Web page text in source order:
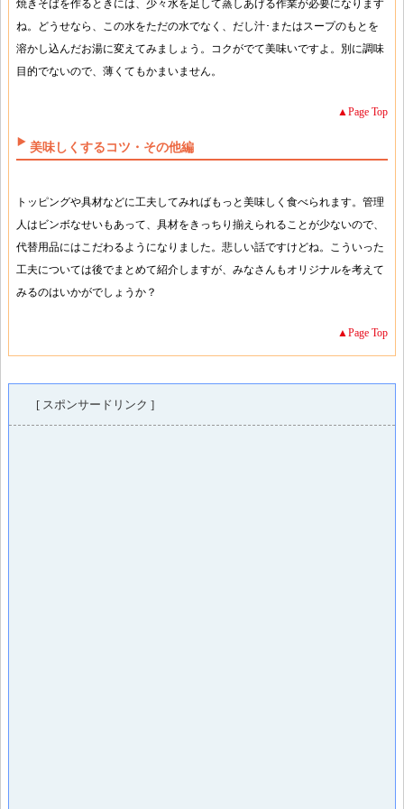
焼きそばを作るときには、少々水を足して蒸しあげる作業が必要になります
ね。どうせなら、この水をただの水でなく、だし汁･またはスープのもとを
溶かし込んだお湯に変えてみましょう。コクがでて美味いですよ。別に調味
目的でないので、薄くてもかまいません。
▲Page Top
美味しくするコツ・その他編
トッピングや具材などに工夫してみればもっと美味しく食べられます。管理
人はビンボなせいもあって、具材をきっちり揃えられることが少ないので、
代替用品にはこだわるようになりました。悲しい話ですけどね。こういった
工夫については後でまとめて紹介しますが、みなさんもオリジナルを考えて
みるのはいかがでしょうか？
▲Page Top
[ スポンサードリンク ]